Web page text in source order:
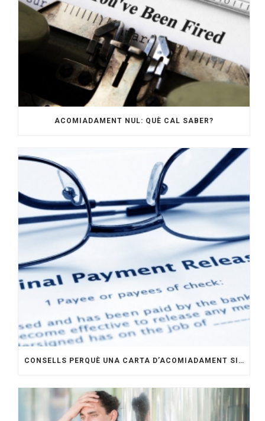
ACOMIADAMENT NUL: QUÈ CAL SABER?
CONSELLS PERQUÈ UNA CARTA D’ACOMIADAMENT SIGUI EFECTIVA